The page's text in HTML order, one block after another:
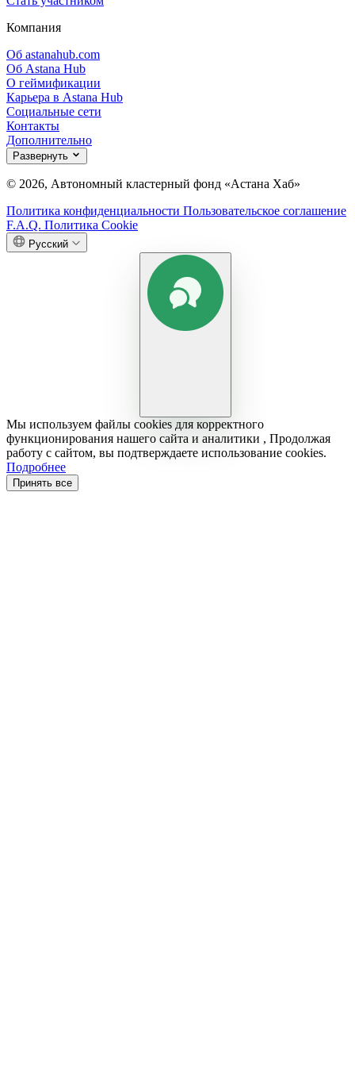
Компания
Об astanahub.com
Об Astana Hub
О геймификации
Карьера в Astana Hub
Социальные сети
Контакты
Дополнительно
Развернуть
© 2026, Автономный кластерный фонд «Астана Хаб»
Политика конфиденциальности Пользовательское соглашение
F.A.Q. Политика Cookie
Русский
Мы используем файлы cookies для корректного
функционирования нашего сайта и аналитики , Продолжая
работу с сайтом, вы подтверждаете использование cookies.
Подробнее
Принять все